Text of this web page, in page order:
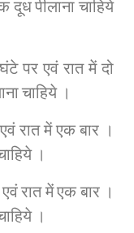
दूध पीलाना चाहिये
पर एवं रात में दो
चाहिये ।
रात में एक बार ।
।
रात में एक बार ।
।